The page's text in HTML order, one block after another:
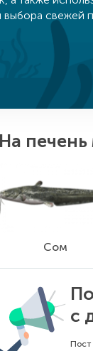
свежей
На
Сом
с
Пост